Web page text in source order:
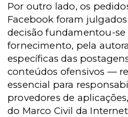
Por outro lado, os
Facebook foram
decisão fundamentou-se
fornecimento, pela
específicas das
conteúdos ofensivos —
essencial para
provedores de
do Marco Civil da